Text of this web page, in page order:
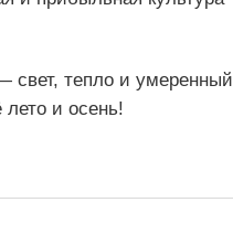
свет, тепло и умеренный
и осень!